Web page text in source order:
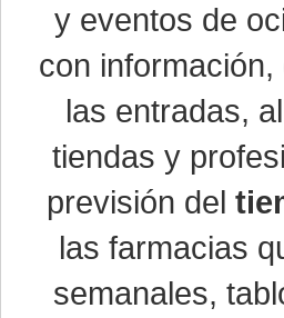
y eventos de
con
las entradas,
tiendas y
previsión del
las farmacias
semanales,